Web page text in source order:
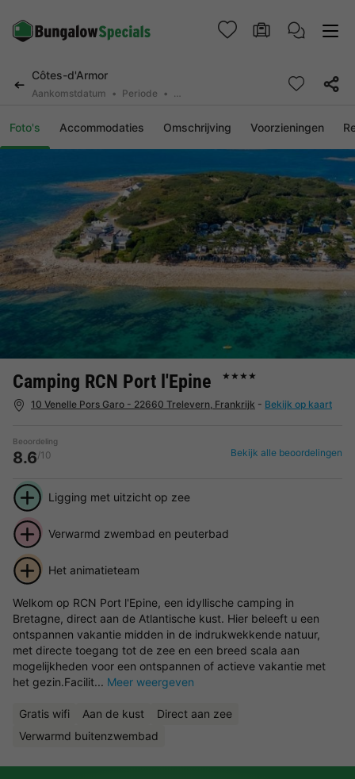
Côtes-d'Armor
Aankomstdatum Periode 2 personen, 0 huisdier
Foto's Accommodaties Omschrijving Voorzieningen
Camping RCN Port l'Epine ★★★★
10 Venelle Pors Garo - 22660 Trelevern, Frankrijk - Bekijk op kaart
Beoordeling
8.6/10 Bekijk alle beoordelingen
Ligging met uitzicht op zee
Verwarmd zwembad en peuterbad
Het animatieteam
Welkom op RCN Port l'Epine, een idyllische camping in
Bretagne, direct aan de Atlantische kust. Hier beleeft u een
ontspannen vakantie midden in de indrukwekkende natuur,
met directe toegang tot de zee en een breed scala aan
mogelijkheden voor een ontspannen of actieve vakantie met
het gezin.Facilit... Meer weergeven
Gratis wifi Aan de kust
Direct aan zee
Verwarmd buitenzwembad